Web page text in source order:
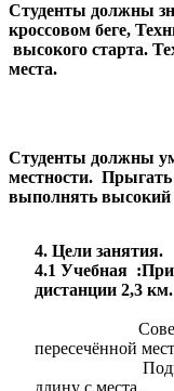
Студенты должны
кроссовом беге,
высокого старта.
места.
Студенты должны
местности.
выполнять высокий
4. Цели занятия.
4.1 Учебная
дистанции 2,3 км.
пересечённой
Подготовка